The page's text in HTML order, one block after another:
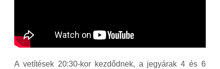
A vetítések 20:30-kor kezdődnek, a jegyárak 4 és 6